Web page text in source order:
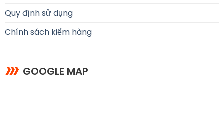
Quy định sử dụng
Chính sách kiểm hàng
GOOGLE MAP